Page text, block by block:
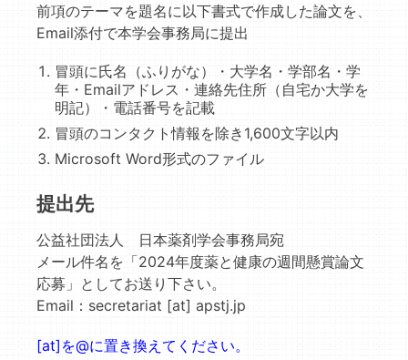
前項のテーマを題名に以下書式で作成した論文を、
Email添付で本学会事務局に提出
冒頭に氏名（ふりがな）・大学名・学部名・学
年・Emailアドレス・連絡先住所（自宅か大学を
明記）・電話番号を記載
冒頭のコンタクト情報を除き1,600文字以内
Microsoft Word形式のファイル
提出先
公益社団法人 日本薬剤学会事務局宛
メール件名を「2024年度薬と健康の週間懸賞論文
応募」としてお送り下さい。
Email：secretariat [at] apstj.jp
[at]を@に置き換えてください。